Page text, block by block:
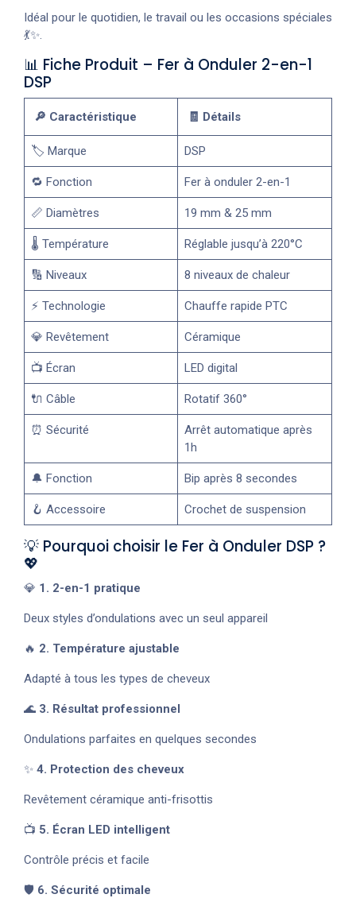
Idéal pour le quotidien, le travail ou les occasions spéciales
💃✨.
📊 Fiche Produit – Fer à Onduler 2-en-1
DSP
🔎 Caractéristique 🧾 Détails
🏷️ Marque DSP
🔁 Fonction Fer à onduler 2-en-1
📏 Diamètres 19 mm & 25 mm
🌡️ Température Réglable jusqu’à 220°C
🔢 Niveaux 8 niveaux de chaleur
⚡ Technologie Chauffe rapide PTC
💎 Revêtement Céramique
📺 Écran LED digital
🔌 Câble Rotatif 360°
⏰ Sécurité
Arrêt automatique après
1h
🔔 Fonction Bip après 8 secondes
🪝 Accessoire Crochet de suspension
💡 Pourquoi choisir le Fer à Onduler DSP ?
💖
💎 1. 2-en-1 pratique
Deux styles d’ondulations avec un seul appareil
🔥 2. Température ajustable
Adapté à tous les types de cheveux
🌊 3. Résultat professionnel
Ondulations parfaites en quelques secondes
✨ 4. Protection des cheveux
Revêtement céramique anti-frisottis
📺 5. Écran LED intelligent
Contrôle précis et facile
🛡️ 6. Sécurité optimale